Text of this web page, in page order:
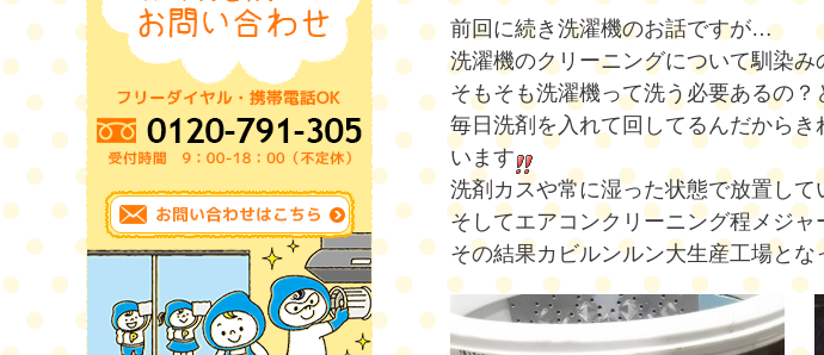
前回に続き洗濯機のお話ですが…
洗濯機のクリーニングについて馴染
そもそも洗濯機って洗う必要あるの
毎日洗剤を入れて回してるんだから
います
洗剤カスや常に湿った状態で放置して
そしてエアコンクリーニング程メジ
その結果カビルンルン大生産工場とな